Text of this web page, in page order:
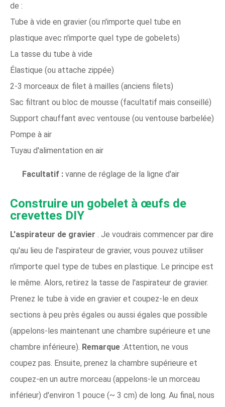
de :
Tube à vide en gravier (ou n'importe quel tube en
plastique avec n'importe quel type de gobelets)
La tasse du tube à vide
Élastique (ou attache zippée)
2-3 morceaux de filet à mailles (anciens filets)
Sac filtrant ou bloc de mousse (facultatif mais conseillé)
Support chauffant avec ventouse (ou ventouse barbelée)
Pompe à air
Tuyau d'alimentation en air
Facultatif : vanne de réglage de la ligne d'air
Construire un gobelet à œufs de
crevettes DIY
L'aspirateur de gravier . Je voudrais commencer par dire
qu'au lieu de l'aspirateur de gravier, vous pouvez utiliser
n'importe quel type de tubes en plastique. Le principe est
le même. Alors, retirez la tasse de l'aspirateur de gravier.
Prenez le tube à vide en gravier et coupez-le en deux
sections à peu près égales ou aussi égales que possible
(appelons-les maintenant une chambre supérieure et une
chambre inférieure). Remarque :Attention, ne vous
coupez pas. Ensuite, prenez la chambre supérieure et
coupez-en un autre morceau (appelons-le un morceau
inférieur) d'environ 1 pouce (~ 3 cm) de long. Au final, nous